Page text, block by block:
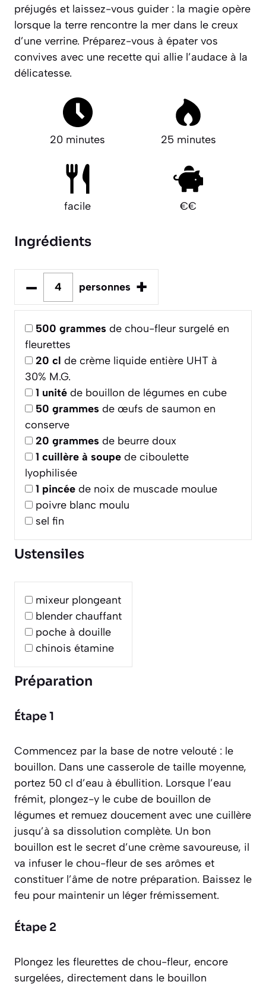
préjugés et laissez-vous guider : la magie opère
lorsque la terre rencontre la mer dans le creux
d’une verrine. Préparez-vous à épater vos
convives avec une recette qui allie l’audace à la
délicatesse.
20 minutes 25 minutes
facile €€
Ingrédients
– personnes +
500 grammes de chou-fleur surgelé en
fleurettes
20 cl de crème liquide entière UHT à
30% M.G.
1 unité de bouillon de légumes en cube
50 grammes de œufs de saumon en
conserve
20 grammes de beurre doux
1 cuillère à soupe de ciboulette
lyophilisée
1 pincée de noix de muscade moulue
poivre blanc moulu
sel fin
Ustensiles
mixeur plongeant
blender chauffant
poche à douille
chinois étamine
Préparation
Étape 1
Commencez par la base de notre velouté : le
bouillon. Dans une casserole de taille moyenne,
portez 50 cl d’eau à ébullition. Lorsque l’eau
frémit, plongez-y le cube de bouillon de
légumes et remuez doucement avec une cuillère
jusqu’à sa dissolution complète. Un bon
bouillon est le secret d’une crème savoureuse, il
va infuser le chou-fleur de ses arômes et
constituer l’âme de notre préparation. Baissez le
feu pour maintenir un léger frémissement.
Étape 2
Plongez les fleurettes de chou-fleur, encore
surgelées, directement dans le bouillon